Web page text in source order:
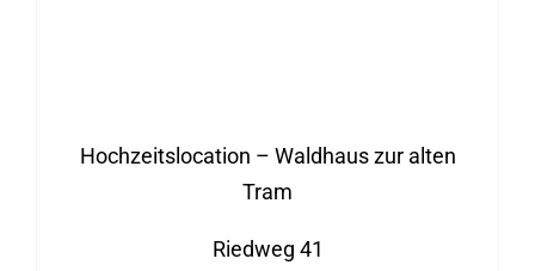
Hochzeitslocation – Waldhaus zur alten
Tram
Riedweg 41